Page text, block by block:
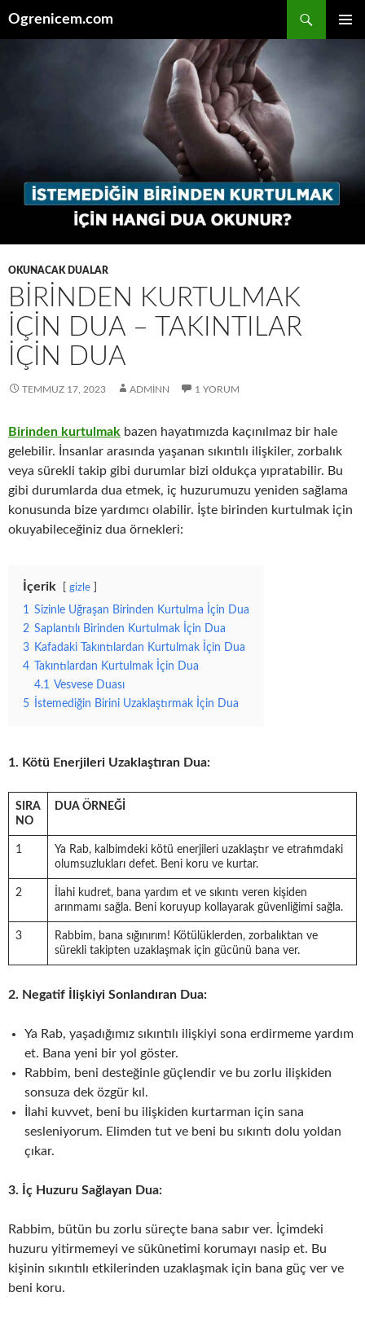
Ogrenicem.com
OKUNACAK DUALAR
BIRINDEN KURTULMAK
İÇIN DUA – TAKINTILAR
İÇIN DUA
TEMMUZ 17, 2023 ADMINN 1 YORUM
Birinden kurtulmak bazen hayatımızda kaçınılmaz bir hale
gelebilir. İnsanlar arasında yaşanan sıkıntılı ilişkiler, zorbalık
veya sürekli takip gibi durumlar bizi oldukça yıpratabilir. Bu
gibi durumlarda dua etmek, iç huzurumuzu yeniden sağlama
konusunda bize yardımcı olabilir. İşte birinden kurtulmak için
okuyabileceğiniz dua örnekleri:
İçerik gizle
1
Sizinle Uğraşan Birinden Kurtulma İçin Dua
2 Saplantılı Birinden Kurtulmak İçin Dua
3 Kafadaki Takıntılardan Kurtulmak İçin Dua
4
Takıntılardan Kurtulmak İçin Dua
4.1 Vesvese Duası
5
İstemediğin Birini Uzaklaştırmak İçin Dua
1. Kötü Enerjileri Uzaklaştıran Dua:
SIRA
NO
DUA ÖRNEĞI
1
Ya Rab, kalbimdeki kötü enerjileri uzaklaştır ve etrafımdaki
olumsuzlukları defet. Beni koru ve kurtar.
2
İlahi kudret, bana yardım et ve sıkıntı veren kişiden
arınmamı sağla. Beni koruyup kollayarak güvenliğimi sağla.
3
Rabbim, bana sığınırım! Kötülüklerden, zorbalıktan ve
sürekli takipten uzaklaşmak için gücünü bana ver.
2. Negatif İlişkiyi Sonlandıran Dua:
Ya Rab, yaşadığımız sıkıntılı ilişkiyi sona erdirmeme yardım
et. Bana yeni bir yol göster.
Rabbim, beni desteğinle güçlendir ve bu zorlu ilişkiden
sonsuza dek özgür kıl.
İlahi kuvvet, beni bu ilişkiden kurtarman için sana
sesleniyorum. Elimden tut ve beni bu sıkıntı dolu yoldan
çıkar.
3. İç Huzuru Sağlayan Dua:
Rabbim, bütün bu zorlu süreçte bana sabır ver. İçimdeki
huzuru yitirmemeyi ve sükûnetimi korumayı nasip et. Bu
kişinin sıkıntılı etkilerinden uzaklaşmak için bana güç ver ve
beni koru.